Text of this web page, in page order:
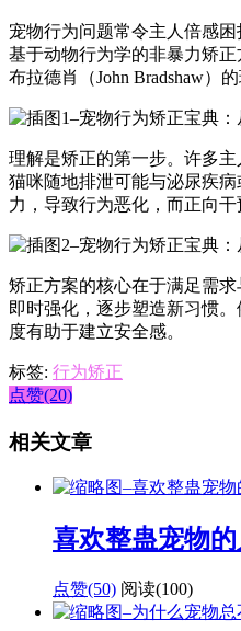
宠物行为问题常令主人倍感
基于动物行为学的非暴力矫
布拉德肖（John Bradshaw）
理解是矫正的第一步。许多
猫咪随地排泄可能与泌尿疾
力，导致行为恶化，而正向干
矫正方案的核心在于满足需
即时强化，逐步塑造新习惯
度有助于建立安全感。
标签: 行为矫正
点赞(20)
相关文章
喜欢整蛊宠物
点赞(50) 阅读(100)